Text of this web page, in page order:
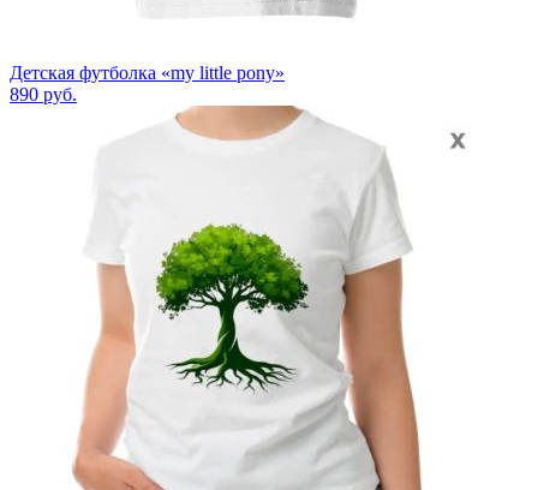
Детская футболка «my little pony»
890 руб.